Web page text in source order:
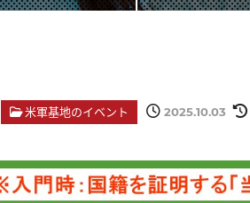
米軍基地のイベント 2025.10.03